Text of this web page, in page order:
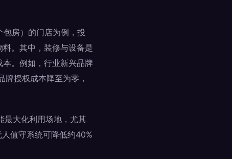
房）的门店为例，投
。其中，装修与设备是
。例如，行业新兴品牌
牌授权成本降至为零，
最大化利用场地，尤其
值守系统可降低约40%